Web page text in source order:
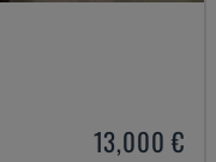
13,000 €